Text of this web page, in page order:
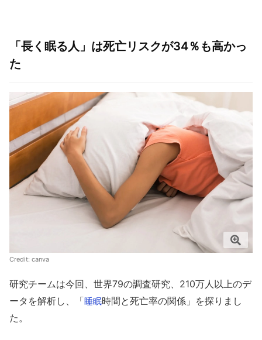
「長く眠る人」は死亡リスクが34％も高かっ
た
Credit: canva
研究チームは今回、世界79の調査研究、210万人以上のデ
ータを解析し、「睡眠時間と死亡率の関係」を探りまし
た。